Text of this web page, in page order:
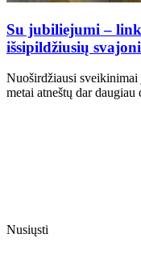
Su jubiliejumi –
išsipildžiusių
Nuoširdžiausi
metai atneštų dar
Nusiųsti